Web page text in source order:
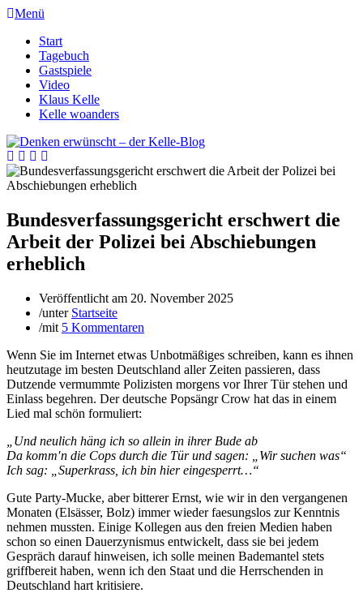
Menü
Start
Tagebuch
Gastspiele
Video
Klaus Kelle
Kelle woanders
Bundesverfassungsgericht erschwert die
Arbeit der Polizei bei Abschiebungen
erheblich
Veröffentlicht am 20. November 2025
/unter Startseite
/mit 5 Kommentaren
Wenn Sie im Internet etwas Unbotmäßiges schreiben, kann es ihnen
heutzutage im besten Deutschland aller Zeiten passieren, dass
Dutzende vermummte Polizisten morgens vor Ihrer Tür stehen und
Einlass begehren. Der deutsche Popsängr Crow hat das in einem
Lied mal schön formuliert:
„Und neulich häng ich so allein in ihrer Bude ab
Da komm′n die Cops durch die Tür und sagen: „Wir suchen was“
Ich sag: „Superkrass, ich bin hier eingesperrt…“
Gute Party-Mucke, aber bitterer Ernst, wie wir in den vergangenen
Monaten (Elsässer, Bolz) immer wieder faesungslos zur Kenntnis
nehmen mussten. Einige Kollegen aus den freien Medien haben
schon so einen Dauerzynismus entwickelt, dass sie bei jedem
Gespräch darauf hinweisen, ich solle meinen Bademantel stets
griffbereit haben, wenn ich den Staat und die Herrschenden in
Deutschland hart kritisiere.